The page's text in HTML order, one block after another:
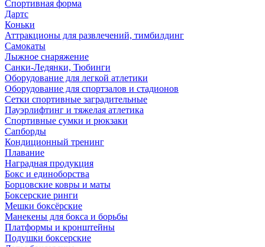
Спортивная форма
Дартс
Коньки
Аттракционы для развлечений, тимбилдинг
Самокаты
Лыжное снаряжение
Санки-Ледянки, Тюбинги
Оборудование для легкой атлетики
Оборудование для спортзалов и стадионов
Сетки спортивные заградительные
Пауэрлифтинг и тяжелая атлетика
Спортивные сумки и рюкзаки
Сапборды
Кондиционный тренинг
Плавание
Наградная продукция
Бокс и единоборства
Борцовские ковры и маты
Боксерские ринги
Мешки боксёрские
Манекены для бокса и борьбы
Платформы и кронштейны
Подушки боксерские